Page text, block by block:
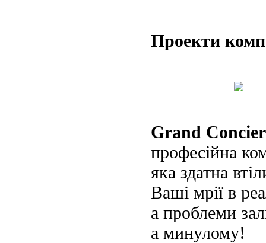
Проекти
Grand
професійна
яка здатна
Ваші мрії в
а проблеми
а минулому!